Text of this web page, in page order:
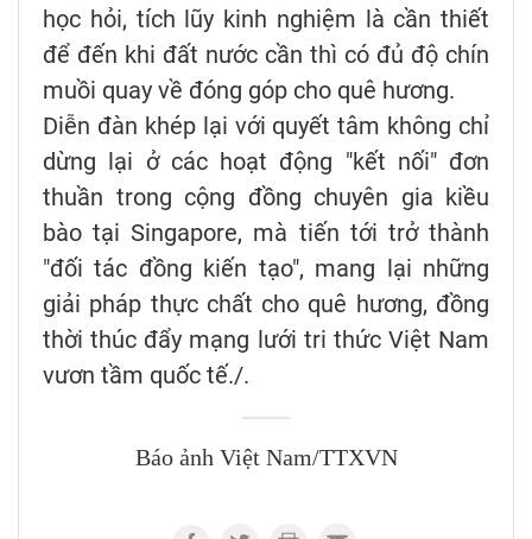
học hỏi, tích lũy kinh nghiệm là cần thiết
để đến khi đất nước cần thì có đủ độ chín
muồi quay về đóng góp cho quê hương.
Diễn đàn khép lại với quyết tâm không chỉ
dừng lại ở các hoạt động "kết nối" đơn
thuần trong cộng đồng chuyên gia kiều
bào tại Singapore, mà tiến tới trở thành
"đối tác đồng kiến tạo", mang lại những
giải pháp thực chất cho quê hương, đồng
thời thúc đẩy mạng lưới tri thức Việt Nam
vươn tầm quốc tế./.
Báo ảnh Việt Nam/TTXVN